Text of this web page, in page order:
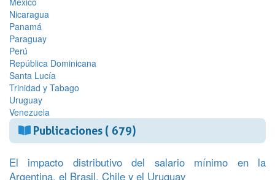
Nicaragua
Panamá
Paraguay
Perú
República Dominicana
Santa Lucía
Trinidad y Tabago
Uruguay
Venezuela
Publicaciones ( 679)
El impacto distributivo del salario mínimo en la
Argentina, el Brasil, Chile y el Uruguay